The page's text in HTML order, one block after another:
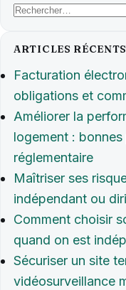
Rechercher :
ARTICLES RÉCENTS
Facturation
obligations et
Améliorer la
logement :
réglementaire
Maîtriser ses
indépendant ou
Comment choisir
quand on est
Sécuriser un site
vidéosurveillance